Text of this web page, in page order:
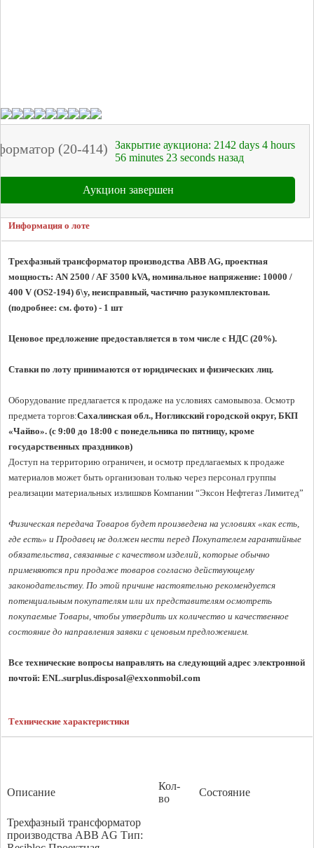
(20-414) Закрытие аукциона: 2142 days 4 hours
56 minutes 23 seconds назад
Аукцион завершен
Информация о лоте
Трехфазный трансформатор производства ABB AG, проектная
мощность: AN 2500 / AF 3500 kVA, номинальное напряжение: 10000 /
400 V (OS2-194) б\у, неисправный, частично разукомплектован.
(подробнее: см. фото) - 1 шт
Ценовое предложение предоставляется в том числе с НДС (20%).
Ставки по лоту принимаются от юридических и физических лиц.
Оборудование предлагается к продаже на условиях самовывоза. Осмотр
предмета торгов:Сахалинская обл., Ногликский городской округ, БКП
«Чайво». (с 9:00 до 18:00 с понедельника по пятницу, кроме
государственных праздников)
Доступ на территорию ограничен, и осмотр предлагаемых к продаже
материалов может быть организован только через персонал группы
реализации материальных излишков Компании “Эксон Нефтегаз Лимитед”
Физическая передача Товаров будет произведена на условиях «как есть,
где есть» и Продавец не должен нести перед Покупателем гарантийные
обязательства, связанные с качеством изделий, которые обычно
применяются при продаже товаров согласно действующему
законодательству. По этой причине настоятельно рекомендуется
потенциальным покупателям или их представителям осмотреть
покупаемые Товары, чтобы утвердить их количество и качественное
состояние до направления заявки с ценовым предложением.
Все технические вопросы направлять на следующий адрес электронной
почтой: ENL.surplus.disposal@exxonmobil.com
Технические характеристики
Описание
Кол-
во
Состояние
Трехфазный трансформатор
производства ABB AG Тип: